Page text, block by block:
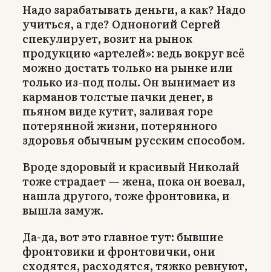
Надо зарабатывать деньги, а как? Надо
учиться, а где? Одноногий Сергей
спекулирует, возит на рынок
продукцию «артелей»: ведь вокруг всё
можно достать только на рынке или
только из-под полы. Он вынимает из
карманов толстые пачки денег, в
пьяном виде кутит, заливая горе
потерянной жизни, потерянного
здоровья обычным русским способом.
Вроде здоровый и красивый Николай
тоже страдает — жена, пока он воевал,
нашла другого, тоже фронтовика, и
вышла замуж.
Да-да, вот это главное тут: бывшие
фронтовики и фронтовички, они
сходятся, расходятся, тяжко ревнуют,